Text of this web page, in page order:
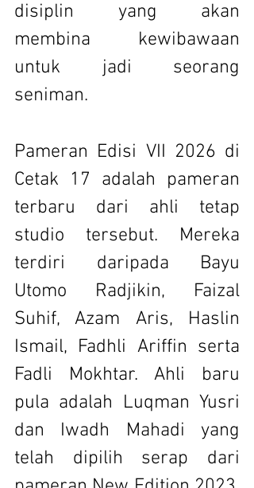
disiplin yang akan
membina kewibawaan
untuk jadi seorang
seniman.
Pameran Edisi VII 2026 di
Cetak 17 adalah pameran
terbaru dari ahli tetap
studio tersebut. Mereka
terdiri daripada Bayu
Utomo Radjikin, Faizal
Suhif, Azam Aris, Haslin
Ismail, Fadhli Ariffin serta
Fadli Mokhtar. Ahli baru
pula adalah Luqman Yusri
dan Iwadh Mahadi yang
telah dipilih serap dari